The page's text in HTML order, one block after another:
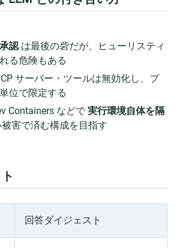
認は最後の砦だが、ヒューリスティ
る危険もある
サーバー・ツールは無効化し、プ
位で限定する
Containers などで 実行環境自体を隔
害で済む構成を目指す
回答ダイジェスト